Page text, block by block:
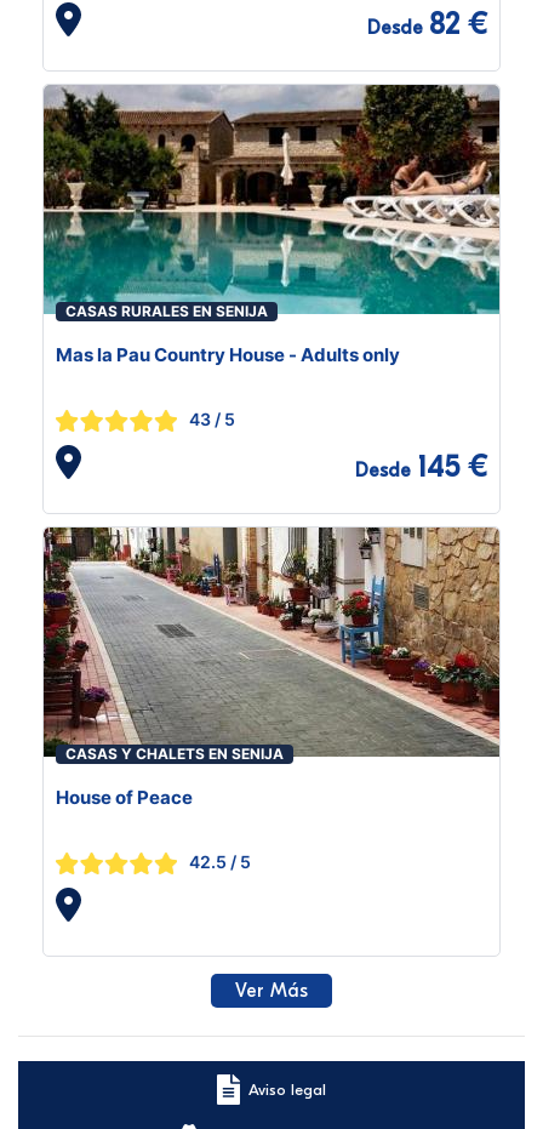
Desde 82 €
CASAS RURALES EN SENIJA
Mas la Pau Country House - Adults only
43 / 5
Desde 145 €
CASAS Y CHALETS EN SENIJA
House of Peace
42.5 / 5
Ver Más
Aviso legal